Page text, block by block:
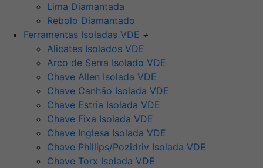
Lima Diamantada
Rebolo Diamantado
Ferramentas Isoladas VDE +
Alicates Isolados VDE
Arco de Serra Isolado VDE
Chave Allen Isolada VDE
Chave Canhão Isolada VDE
Chave Estria Isolada VDE
Chave Fixa Isolada VDE
Chave Inglesa Isolada VDE
Chave Phillips/Pozidriv Isolada VDE
Chave Torx Isolada VDE